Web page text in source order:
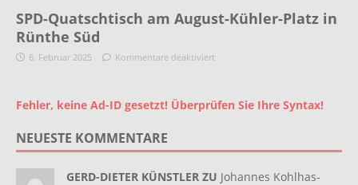
SPD-Quatschtisch am August-Kühler-Platz in
Rünthe Süd
6. Februar 2025 Kommentare deaktiviert
Fehler, keine Ad-ID gesetzt! Überprüfen Sie Ihre Syntax!
NEUESTE KOMMENTARE
GERD-DIETER KÜNSTLER ZU Johannes Kohlhas-